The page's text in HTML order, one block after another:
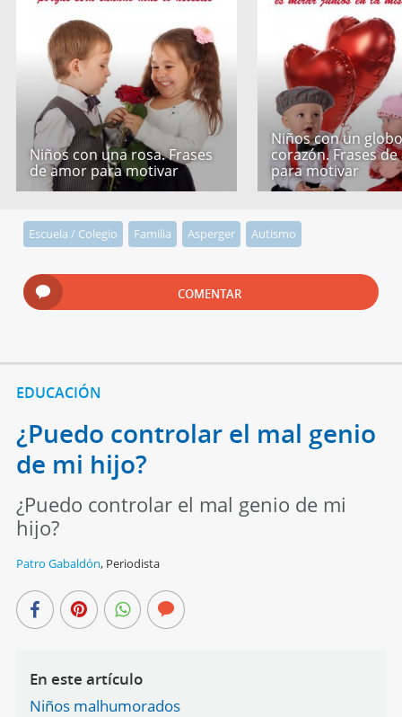
Niños con una rosa. Frases
de amor para motivar
Niños con un
corazón. Frases
para motivar
Escuela / Colegio Familia Asperger Autismo
COMENTAR
EDUCACIÓN
¿Puedo controlar el mal genio
de mi hijo?
¿Puedo controlar el mal genio de mi
hijo?
Patro Gabaldón, Periodista
En este artículo
Niños malhumorados